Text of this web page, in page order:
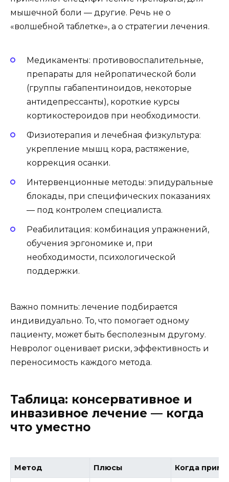
мышечной боли — другие. Речь не о
«волшебной таблетке», а о стратегии лечения.
Медикаменты: противовоспалительные,
препараты для нейропатической боли
(группы габапентиноидов, некоторые
антидепрессанты), короткие курсы
кортикостероидов при необходимости.
Физиотерапия и лечебная физкультура:
укрепление мышц кора, растяжение,
коррекция осанки.
Интервенционные методы: эпидуральные
блокады, при специфических показаниях
— под контролем специалиста.
Реабилитация: комбинация упражнений,
обучения эргономике и, при
необходимости, психологической
поддержки.
Важно помнить: лечение подбирается
индивидуально. То, что помогает одному
пациенту, может быть бесполезным другому.
Невролог оценивает риски, эффективность и
переносимость каждого метода.
Таблица: консервативное и
инвазивное лечение — когда
что уместно
Метод Плюсы Когда